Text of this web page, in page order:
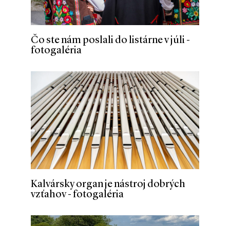
Čo ste nám poslali do listárne v júli -
fotogaléria
Kalvársky organ je nástroj dobrých
vzťahov - fotogaléria